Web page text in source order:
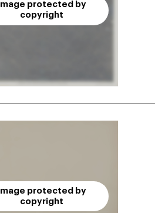
Image protected by
copyright
Image protected by
copyright